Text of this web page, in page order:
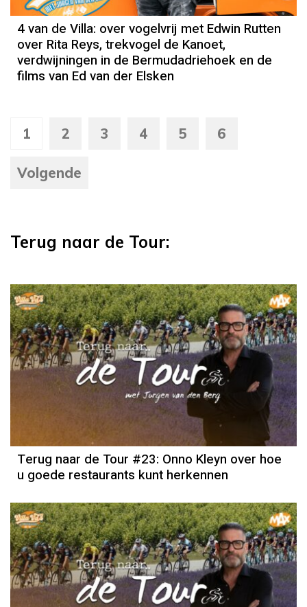
4 van de Villa: over vogelvrij met Edwin Rutten
over Rita Reys, trekvogel de Kanoet,
verdwijningen in de Bermudadriehoek en de
films van Ed van der Elsken
1 2 3 4 5 6
Volgende
Terug naar de Tour:
Terug naar de Tour #23: Onno Kleyn over hoe
u goede restaurants kunt herkennen